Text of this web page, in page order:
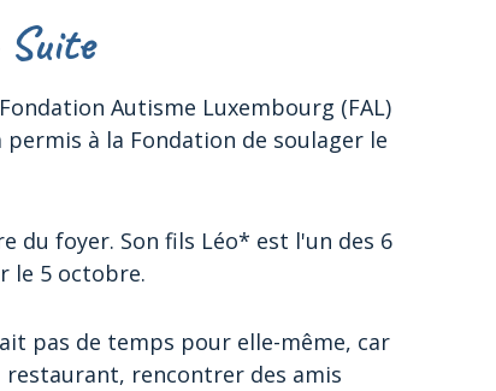
Autisme Luxembourg (FAL)
à la Fondation de soulager le
du foyer. Son fils Léo* est l'un des 6
le 5 octobre.
pas de temps pour elle-même, car
restaurant, rencontrer des amis